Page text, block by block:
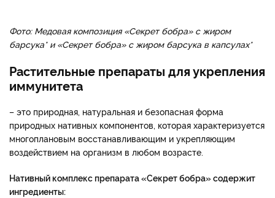
Фото: Медовая композиция «Секрет бобра» с жиром
барсука* и «Секрет бобра» с жиром барсука в капсулах*
Растительные препараты для укрепления
иммунитета
– это природная, натуральная и безопасная форма
природных нативных компонентов, которая характеризуется
многоплановым восстанавливающим и укрепляющим
воздействием на организм в любом возрасте.
Нативный комплекс препарата «Секрет бобра» содержит
ингредиенты: